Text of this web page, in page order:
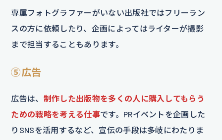
専属フォトグラファーがいない出版社ではフリーラン
スの方に依頼したり、企画によってはライターが撮影
まで担当することもあります。
⑤広告
広告は、 制作した出版物を多くの人に購入してもらう
ための戦略を考える仕事です。PRイベントを企画した
りSNSを活用するなど、宣伝の手段は多岐にわたりま